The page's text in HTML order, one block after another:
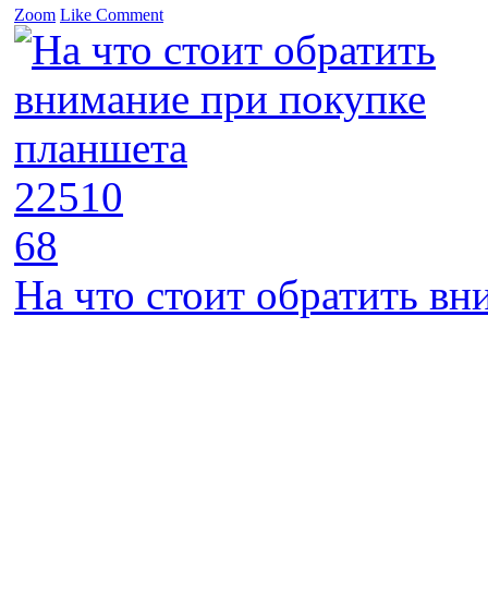
Zoom Like Comment
22510
68
На что стоит обратить